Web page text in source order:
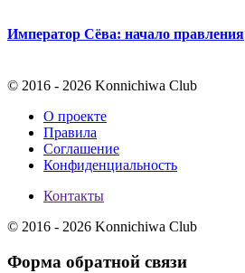
Император Сёва: начало правления
© 2016 - 2026 Konnichiwa Club
О проекте
Правила
Соглашение
Конфиденциальность
Контакты
© 2016 - 2026 Konnichiwa Club
Форма обратной связи